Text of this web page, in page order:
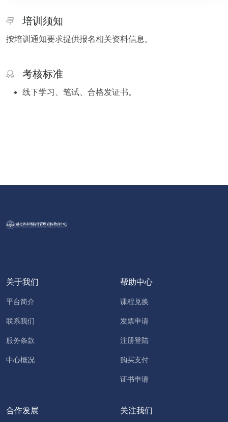
培训须知
按培训通知要求提供报名相关资料信息。
考核标准
线下学习、笔试、合格发证书。
关于我们
平台简介
联系我们
服务条款
中心概况
帮助中心
课程兑换
发票申请
注册登陆
购买支付
证书申请
合作发展 关注我们